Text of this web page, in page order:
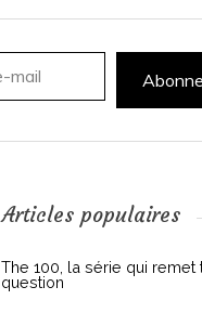
Articles populaires
The 100, la série qui remet
question